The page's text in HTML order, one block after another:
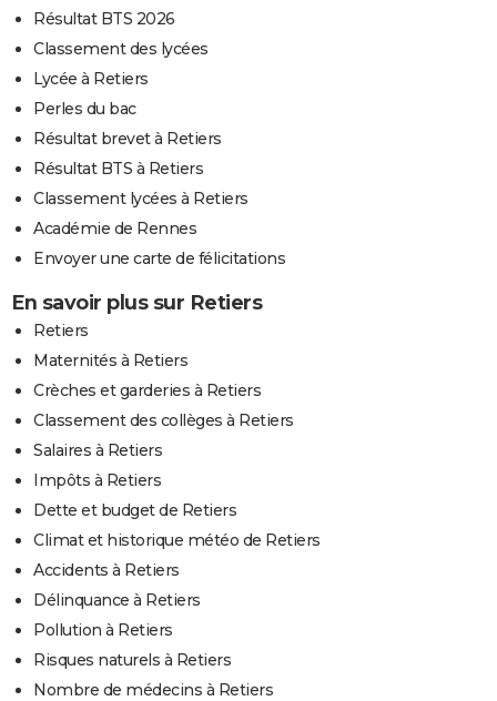
Résultat BTS 2026
Classement des lycées
Lycée à Retiers
Perles du bac
Résultat brevet à Retiers
Résultat BTS à Retiers
Classement lycées à Retiers
Académie de Rennes
Envoyer une carte de félicitations
En savoir plus sur Retiers
Retiers
Maternités à Retiers
Crèches et garderies à Retiers
Classement des collèges à Retiers
Salaires à Retiers
Impôts à Retiers
Dette et budget de Retiers
Climat et historique météo de Retiers
Accidents à Retiers
Délinquance à Retiers
Pollution à Retiers
Risques naturels à Retiers
Nombre de médecins à Retiers